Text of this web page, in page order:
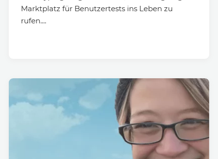
Marktplatz für Benutzertests ins Leben zu
rufen....